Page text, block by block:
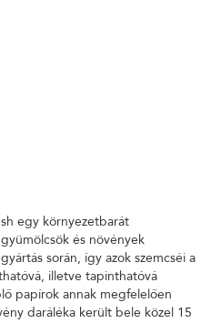
egy környezetbarát
és növények
során, így azok szemcséi a
illetve tapinthatóvá
papírok annak megfelelően
daráléka került bele közel 15